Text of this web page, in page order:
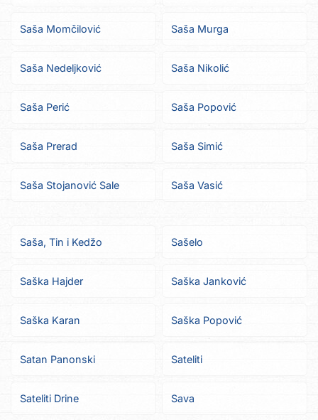
Saša Momčilović Saša Murga
Saša Nedeljković Saša Nikolić
Saša Perić Saša Popović
Saša Prerad Saša Simić
Saša Stojanović Sale Saša Vasić
Saša, Tin i Kedžo Sašelo
Saška Hajder Saška Janković
Saška Karan Saška Popović
Satan Panonski Sateliti
Sateliti Drine Sava